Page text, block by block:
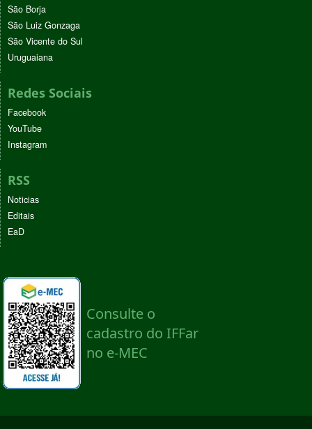
São Borja
São Luiz Gonzaga
São Vicente do Sul
Uruguaiana
Redes Sociais
Facebook
YouTube
Instagram
RSS
Noticias
Editais
EaD